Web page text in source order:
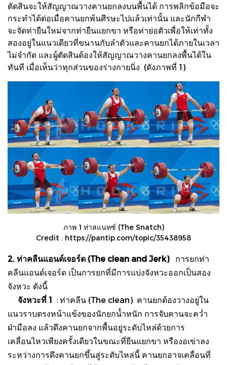
ตัดสินจะให้สัญญาณวางคานยกลงบนพื้นได้ การพลิกข้อมือจะ
กระทำได้ต่อเมื่อคานยกพ้นศีรษะไปแล้วเท่านั้น และนักกีฬา
จะจัดท่ายืนใหม่จากท่ายืนแยกขา หรือท่าย่อตัวเพื่อให้เท่าทั้ง
สองอยู่ในแนวเดียวที่ขนานกับลำตัวและคานยกได้ภายในเวลา
ไม่จำกัด และผู้ตัดสินต้องให้สัญญาณวางคานยกลงพื้นได้ใน
ทันที เมื่อเห็นว่าทุกส่วนของร่างกายนิ่ง (ดังภาพที่ 1)
ภาพ 1 ท่าสแนทซ์ (The Snatch)
Credit : https://pantip.com/topic/35438958
2. ท่าคลีนแอนด์เจอร์ด (The clean and Jerk)การยกท่า
คลีนแอนด์เจอร์ด เป็นการยกที่มีการแบ่งจังหวะออกเป็นสอง
จังหวะ ดังนี้
จังหวะที่ 1 : ท่าคลีน (The clean) คานยกต้องวางอยู่ใน
แนวราบตรงหน้าแข้งของนักยกน้ำหนัก การจับคานจะคว่ำ
ฝ่ามือลง แล้วดึงคานยกจากพื้นอยู่ระดับไหล่ด้วยการ
เคลื่อนไหวเพียงครั้งเดียวในขณะที่ยืนแยกขา หรืองอเข่าลง
ระหว่างการดึงคานยกขึ้นสู่ระดับไหล่นี้ คานยกอาจเคลื่อนที่